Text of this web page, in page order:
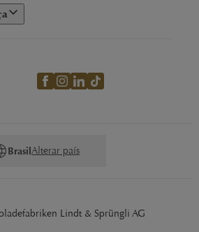
BrasilAlterar país
Lindt & Sprüngli AG